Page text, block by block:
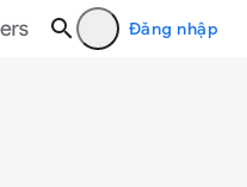
Đăng nhập